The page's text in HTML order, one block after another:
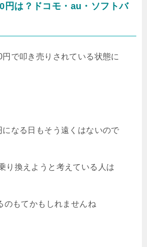
は？ドコモ・au・ソフトバ
で叩き売りされている状態に
なる日もそう遠くはないので
り換えようと考えている人は
のもてかもしれませんね